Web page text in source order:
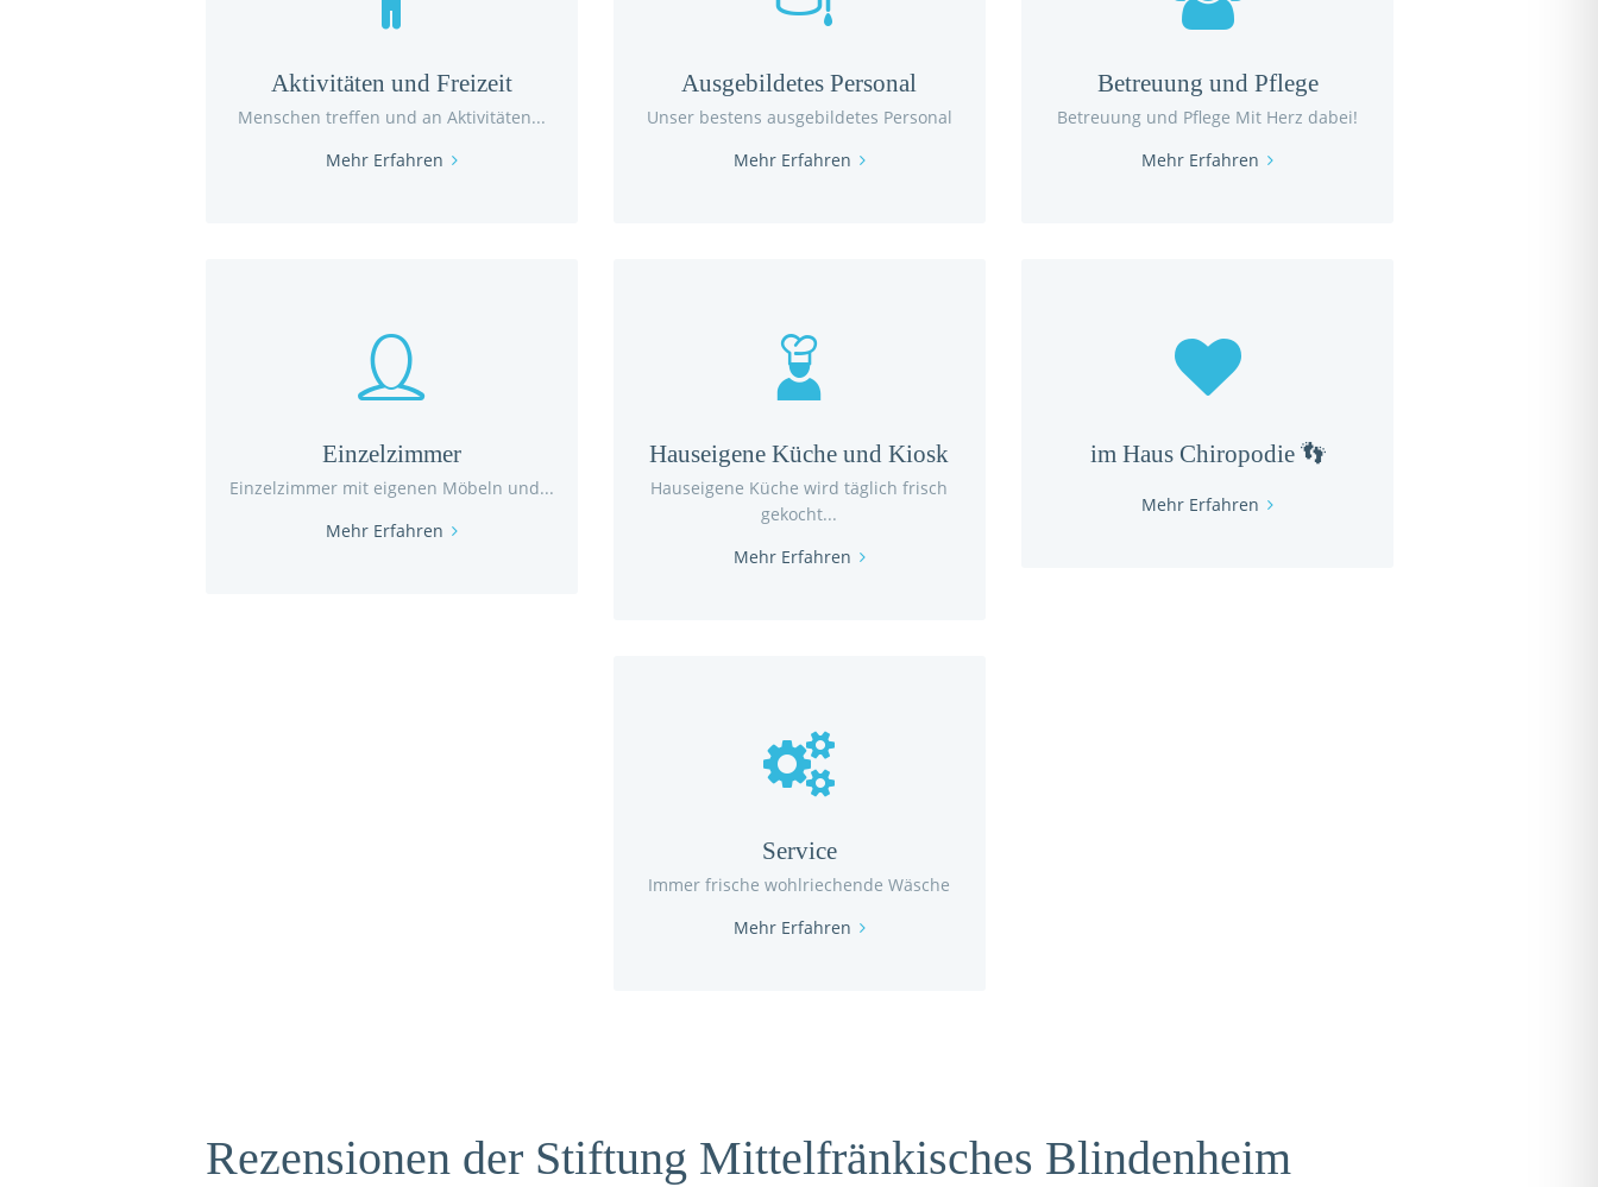
Aktivitäten und Freizeit
Menschen treffen und an Aktivitäten...
Mehr Erfahren
Ausgebildetes Personal
Unser bestens ausgebildetes Personal
Mehr Erfahren
Betreuung und Pflege
Betreuung und Pflege Mit Herz dabei!
Mehr Erfahren
Einzelzimmer
Einzelzimmer mit eigenen Möbeln und...
Mehr Erfahren
Hauseigene Küche und Kiosk
Hauseigene Küche wird täglich frisch
gekocht...
Mehr Erfahren
im Haus Chiropodie 👣
Mehr Erfahren
Service
Immer frische wohlriechende Wäsche
Mehr Erfahren
Rezensionen der Stiftung Mittelfränkisches Blindenheim